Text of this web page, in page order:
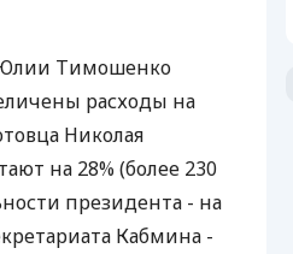
Тимошенко
расходы на
Николая
на 28% (более 230
президента - на
Кабмина -